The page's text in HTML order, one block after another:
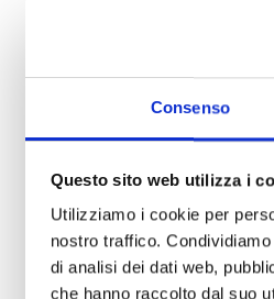
Consenso
Questo sito web utilizza i
Utilizziamo i cookie per
nostro traffico.
di analisi dei dati web,
che hanno raccolto dal suo